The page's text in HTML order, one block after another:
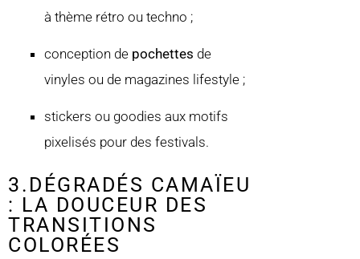
à thème rétro ou techno ;
conception de pochettes de
vinyles ou de magazines lifestyle ;
stickers ou goodies aux motifs
pixelisés pour des festivals.
3.DÉGRADÉS CAMAÏEU
: LA DOUCEUR DES
TRANSITIONS
COLORÉES